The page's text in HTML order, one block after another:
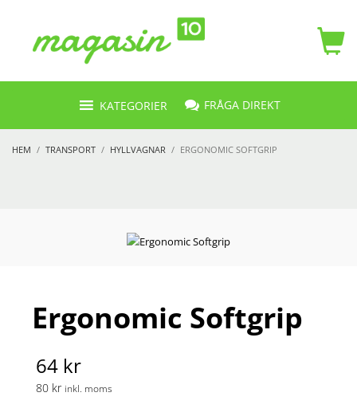
KATEGORIER FRÅGA DIREKT
HEM TRANSPORT HYLLVAGNAR ERGONOMIC SOFTGRIP
Ergonomic Softgrip
64 kr
80 kr inkl. moms